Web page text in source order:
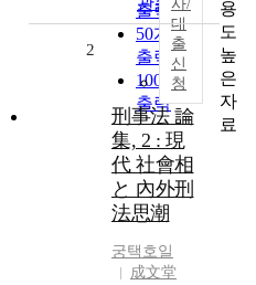
출력
50개씩
출력
100개씩
출력
사/
대
출
신
청
2
刑事法 論
集, 2 : 現
代 社會相
と 內外刑
法思潮
궁택호일
成文堂
용
도
높
은
자
료